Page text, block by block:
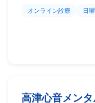
オンライン診療 日
高津心音メン